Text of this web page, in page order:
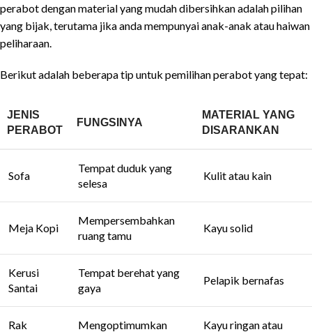
perabot dengan material yang mudah dibersihkan adalah pilihan
yang bijak, terutama jika anda mempunyai anak-anak atau haiwan
peliharaan.
Berikut adalah beberapa tip untuk pemilihan perabot yang tepat:
JENIS
PERABOT
FUNGSINYA
MATERIAL YANG
DISARANKAN
Sofa
Tempat duduk yang
selesa
Kulit atau kain
Meja Kopi
Mempersembahkan
ruang tamu
Kayu solid
Kerusi
Santai
Tempat berehat yang
gaya
Pelapik bernafas
Rak
Mengoptimumkan
Kayu ringan atau